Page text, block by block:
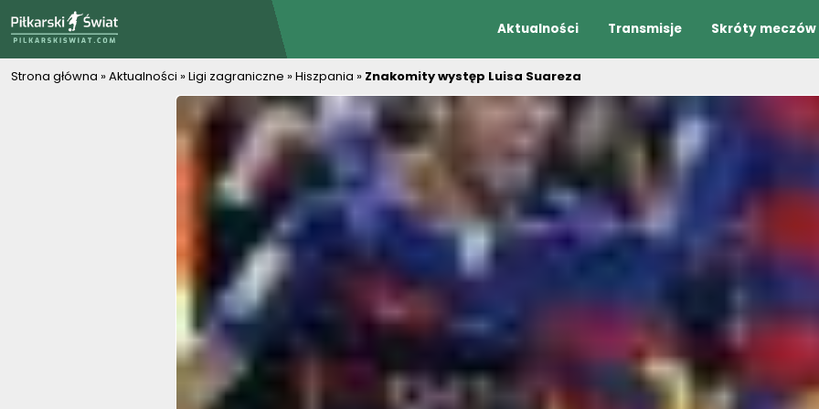
Aktualności Transmisje Skróty meczów
Strona główna »Aktualności »Ligi zagraniczne »Hiszpania » Znakomity występ Luisa Suareza